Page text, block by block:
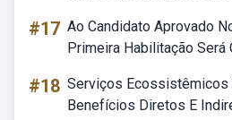
#17 Ao Candidato Aprovado
Primeira Habilitação Será
#18 Serviços Ecossistêmicos
Benefícios Diretos E